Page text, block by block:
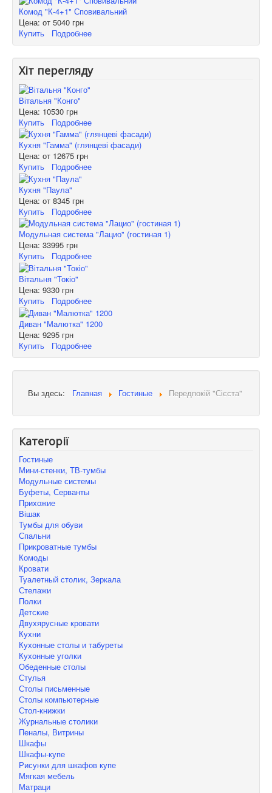
Комод "К-4+1" Сповивальний
Цена: от 5040 грн
Купить
Подробнее
Хіт перегляду
Вітальня "Конго"
Цена: 10530 грн
Купить
Подробнее
Кухня "Гамма" (глянцеві фасади)
Цена: от 12675 грн
Купить
Подробнее
Кухня "Паула"
Цена: от 8345 грн
Купить
Подробнее
Модульная система "Лацио" (гостиная 1)
Цена: 33995 грн
Купить
Подробнее
Вітальня "Токіо"
Цена: 9330 грн
Купить
Подробнее
Диван "Малютка" 1200
Цена: 9295 грн
Купить
Подробнее
Вы здесь: Главная Гостиные Передпокій "Сієста"
Категорії
Гостиные
Мини-стенки, ТВ-тумбы
Модульные системы
Буфеты, Серванты
Прихожие
Вішак
Тумбы для обуви
Спальни
Прикроватные тумбы
Комоды
Кровати
Туалетный столик, Зеркала
Стелажи
Полки
Детские
Двухярусные кровати
Кухни
Кухонные столы и табуреты
Кухонные уголки
Обеденные столы
Стулья
Столы письменные
Столы компьютерные
Стол-книжки
Журнальные столики
Пеналы, Витрины
Шкафы
Шкафы-купе
Рисунки для шкафов купе
Мягкая мебель
Матраци